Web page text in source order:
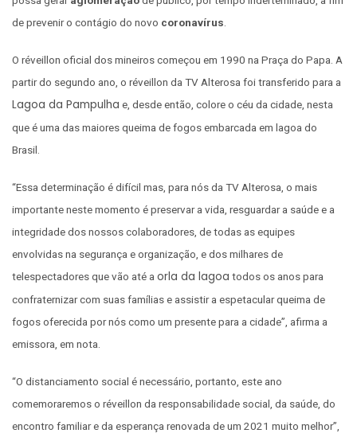
de prevenir o contágio do novo coronavírus
O réveillon oficial dos mineiros começou em 1990 na Praça do Papa. A
partir do segundo ano, o réveillon da TV Alterosa foi transferido para a
Lagoa da Pampulha e, desde então, colore o céu da cidade, nesta
que é uma das maiores queima de fogos embarcada em lagoa do
Brasil.
“Essa determinação é difícil mas, para nós da TV Alterosa, o mais
importante neste momento é preservar a vida, resguardar a saúde e a
integridade dos nossos colaboradores, de todas as equipes
envolvidas na segurança e organização, e dos milhares de
telespectadores que vão até a orla da lagoa todos os anos para
confraternizar com suas famílias e assistir a espetacular queima de
fogos oferecida por nós como um presente para a cidade”, afirma a
emissora, em nota.
“O distanciamento social é necessário, portanto, este ano
comemoraremos o réveillon da responsabilidade social, da saúde, do
encontro familiar e da esperança renovada de um 2021 muito melhor”,